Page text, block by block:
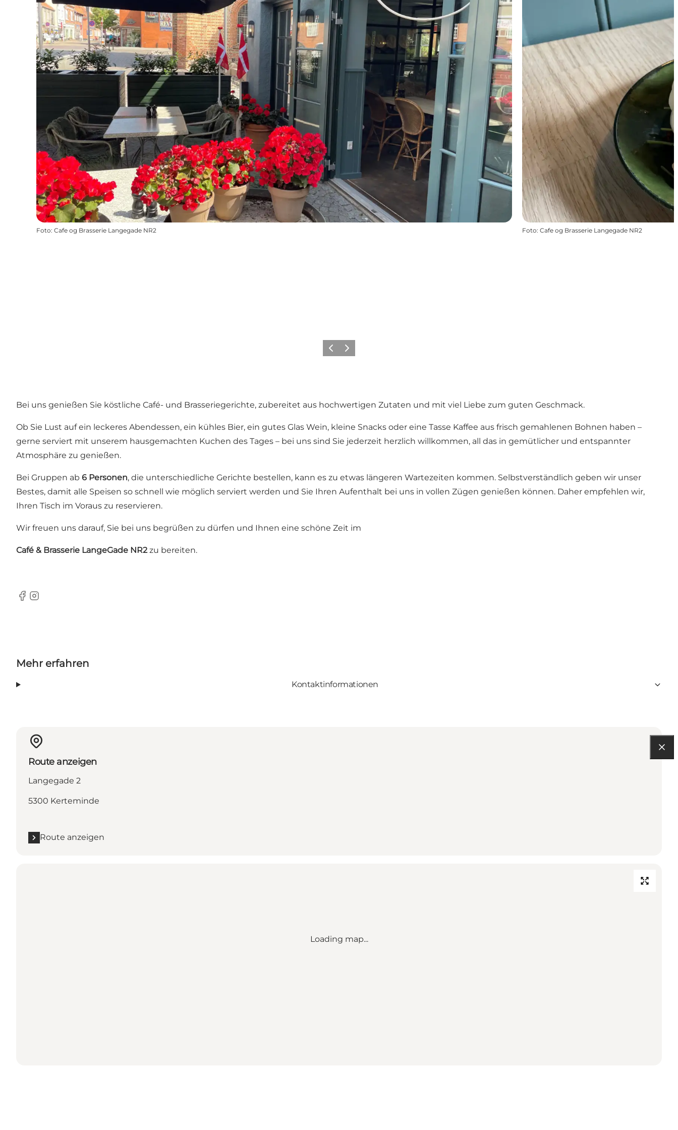
Foto: Cafe og Brasserie Langegade NR2 Foto: Cafe og Brasserie Langegade NR2
ZurückWeiter
Bei uns genießen Sie köstliche Café- und Brasseriegerichte, zubereitet aus hochwertigen Zutaten und mit viel Liebe zum guten Geschmack.
Ob Sie Lust auf ein leckeres Abendessen, ein kühles Bier, ein gutes Glas Wein, kleine Snacks oder eine Tasse Kaffee aus frisch gemahlenen Bohnen haben –
gerne serviert mit unserem hausgemachten Kuchen des Tages – bei uns sind Sie jederzeit herzlich willkommen, all das in gemütlicher und entspannter
Atmosphäre zu genießen.
Bei Gruppen ab 6 Personen, die unterschiedliche Gerichte bestellen, kann es zu etwas längeren Wartezeiten kommen. Selbstverständlich geben wir unser
Bestes, damit alle Speisen so schnell wie möglich serviert werden und Sie Ihren Aufenthalt bei uns in vollen Zügen genießen können. Daher empfehlen wir,
Ihren Tisch im Voraus zu reservieren.
Wir freuen uns darauf, Sie bei uns begrüßen zu dürfen und Ihnen eine schöne Zeit im
Café & Brasserie LangeGade NR2zu bereiten.
Facebook
Instagram
Mehr erfahren
Kontaktinformationen
Route anzeigen
Langegade 2
5300 Kerteminde
Route anzeigen
Loading map...